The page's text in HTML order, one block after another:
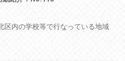
区内の学校等で行なっている地域